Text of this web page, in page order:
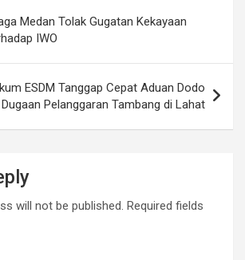
Medan Tolak Gugatan Kekayaan
IWO
ESDM Tanggap Cepat Aduan Dodo
Pelanggaran Tambang di Lahat
will not be published. Required fields